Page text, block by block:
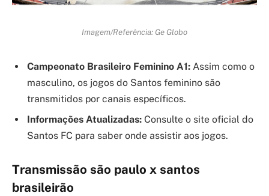
Imagem/Referência: Ge Globo
Campeonato Brasileiro Feminino A1: Assim como o
masculino, os jogos do Santos feminino são
transmitidos por canais específicos.
Informações Atualizadas: Consulte o site oficial do
Santos FC para saber onde assistir aos jogos.
Transmissão são paulo x santos
brasileirão